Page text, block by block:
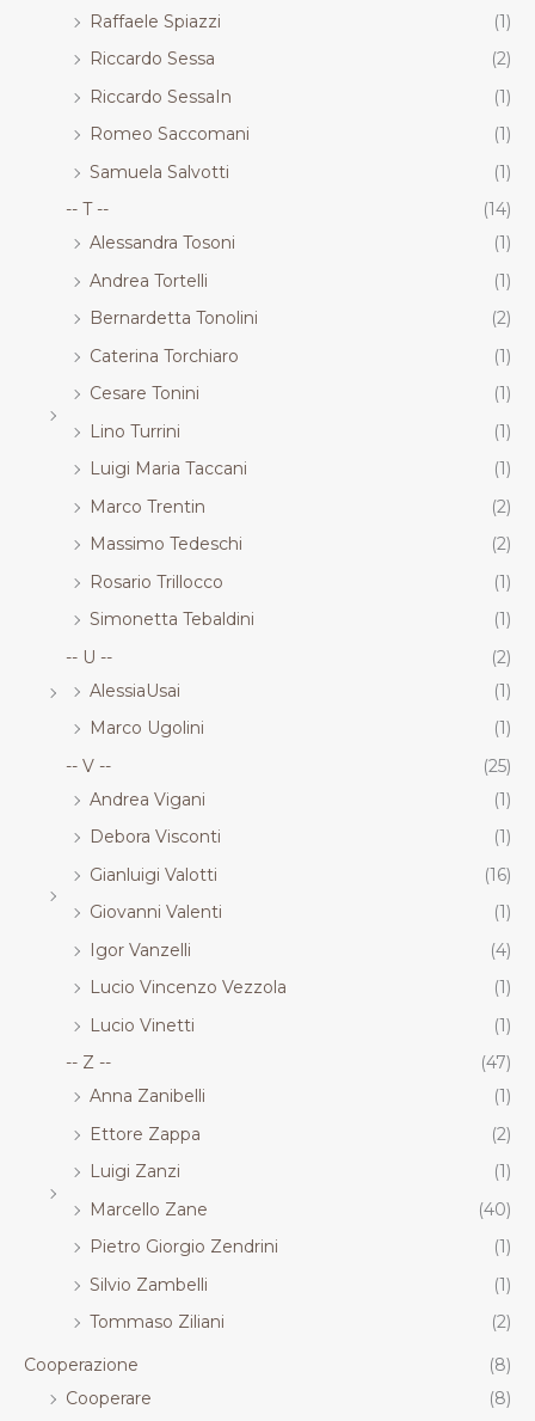
Raffaele Spiazzi
(1)
Riccardo Sessa
(2)
Riccardo SessaIn
(1)
Romeo Saccomani
(1)
Samuela Salvotti
(1)
-- T --
(14)
Alessandra Tosoni
(1)
Andrea Tortelli
(1)
Bernardetta Tonolini
(2)
Caterina Torchiaro
(1)
Cesare Tonini
(1)
Lino Turrini
(1)
Luigi Maria Taccani
(1)
Marco Trentin
(2)
Massimo Tedeschi
(2)
Rosario Trillocco
(1)
Simonetta Tebaldini
(1)
-- U --
(2)
AlessiaUsai
(1)
Marco Ugolini
(1)
-- V --
(25)
Andrea Vigani
(1)
Debora Visconti
(1)
Gianluigi Valotti
(16)
Giovanni Valenti
(1)
Igor Vanzelli
(4)
Lucio Vincenzo Vezzola
(1)
Lucio Vinetti
(1)
-- Z --
(47)
Anna Zanibelli
(1)
Ettore Zappa
(2)
Luigi Zanzi
(1)
Marcello Zane
(40)
Pietro Giorgio Zendrini
(1)
Silvio Zambelli
(1)
Tommaso Ziliani
(2)
Cooperazione
(8)
Cooperare
(8)